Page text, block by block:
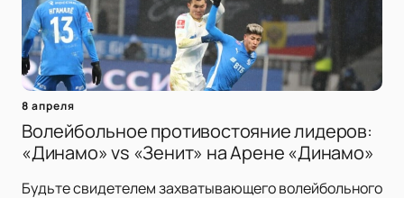
8 апреля
Волейбольное противостояние лидеров:
«Динамо» vs «Зенит» на Арене «Динамо»
Будьте свидетелем захватывающего волейбольного